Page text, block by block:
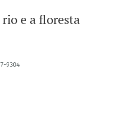
e a floresta
9304